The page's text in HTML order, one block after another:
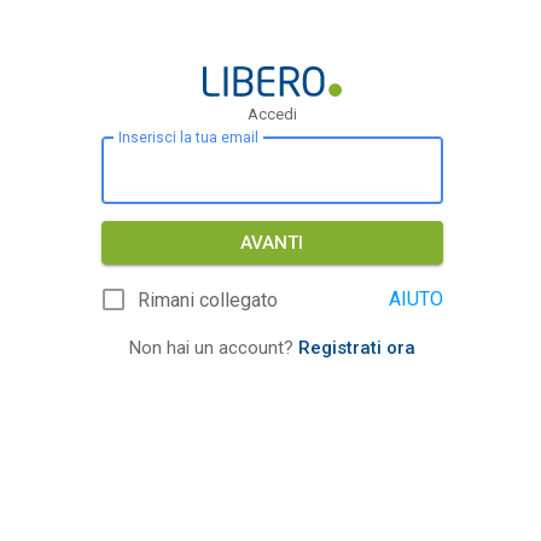
Accedi
Inserisci la tua email
AVANTI
Rimani collegato AIUTO
Non hai un account? Registrati ora